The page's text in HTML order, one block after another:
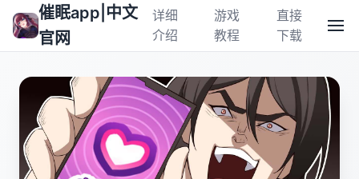
催眠app|中文
官网
详细
介绍
游戏
教程
直接
下载